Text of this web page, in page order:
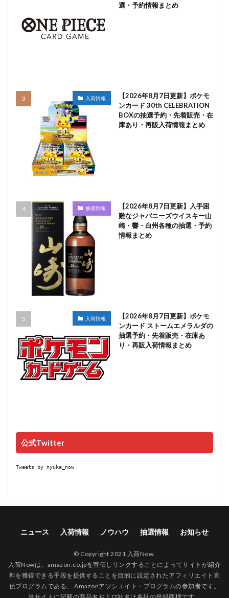
選・予約情報まとめ
入荷情報
【2026年8月7日更新】ポケモ
ンカード 30th CELEBRATION
BOXの抽選予約・先着販売・在
庫あり・再販入荷情報まとめ
抽選情報
【2026年8月7日更新】入手困
難なジャパニーズウイスキー山
崎・響・白州各種の抽選・予約
情報まとめ
入荷情報
【2026年8月7日更新】ポケモ
ンカード ストームエメラルダの
抽選予約・先着販売・在庫あ
り・再販入荷情報まとめ
公式Twitter
Tweets by nyuka_now
ニュース 入荷情報 ノウハウ 抽選情報 お知らせ
© Copyright 2021 入荷Now.
入荷Nowは、amazon.co.jpを宣伝しリンクすることによってサイトが紹介
料を獲得できる手段を提供することを目的に設定されたアフィリエイト宣
伝プログラムである、 Amazonアソシエイト・プログラムの参加者です。
当サイトに記載の商品名および社名は各社の登録商標です。